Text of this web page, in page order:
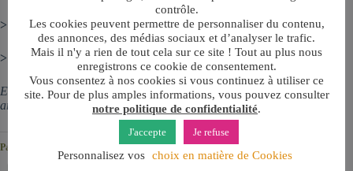
> Visiter moncabinet de Coaching à Paris 11
> + sur leCoaching emploi de la Ligue contre le cancer
En photo : la Ligue contre le cancer fête ces 100 ans cette
année.
Partager :
contrôle.
Les cookies peuvent permettre de personnaliser du contenu,
des annonces, des médias sociaux et d’analyser le trafic.
Mais il n'y a rien de tout cela sur ce site ! Tout au plus nous
enregistrons ce cookie de consentement.
Vous consentez à nos cookies si vous continuez à utiliser ce
site. Pour de plus amples informations, vous pouvez consulter
notre politique de confidentialité.
J'accepte Je refuse
Personnalisez vos choix en matière de Cookies